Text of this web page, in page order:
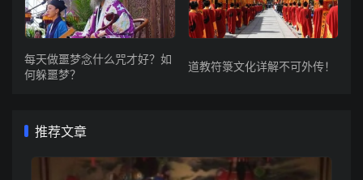
每天做噩梦念什么咒才好？如
何躲噩梦？
道教符箓文化详解不可外传！
推荐文章